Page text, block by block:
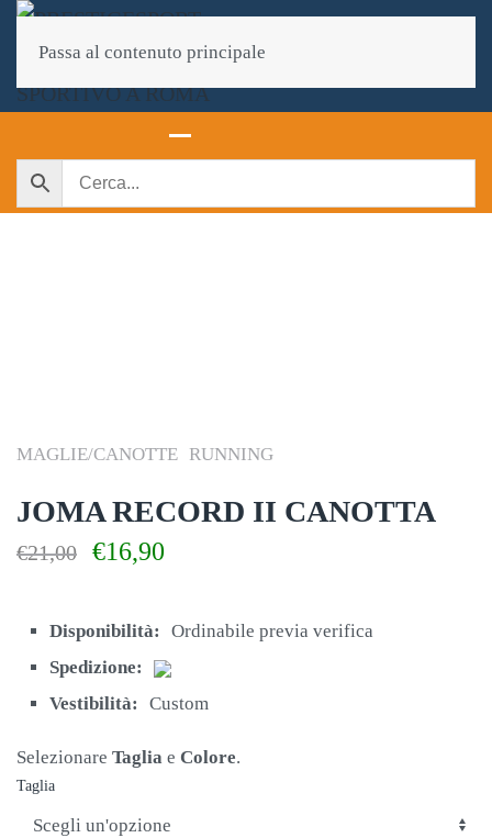
Passa al contenuto principale
MAGLIE/CANOTTE RUNNING
JOMA RECORD II CANOTTA
€21,00
era:
€16,90
è:
Disponibilità:
Ordinabile previa verifica
Spedizione:
Vestibilità:
Custom
Selezionare Taglia e Colore.
Taglia